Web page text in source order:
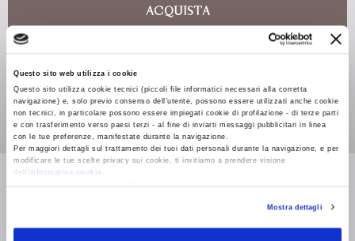
Questo sito web utilizza i cookie
Questo sito utilizza cookie tecnici (piccoli file informatici necessari alla corretta
navigazione) e, solo previo consenso dell’utente, possono essere utilizzati anche cookie
non tecnici, in particolare possono essere impiegati cookie di profilazione - di terze parti
e con trasferimento verso paesi terzi - al fine di inviarti messaggi pubblicitari in linea
con le tue preferenze, manifestate durante la navigazione.
Per maggiori dettagli sul trattamento dei tuoi dati personali durante la navigazione, e per
modificare le tue scelte privacy sui cookie, ti invitiamo a prendere visione
dell’
informativa cookie
RevocaMostra dettagli
ACQUISTA
San Salvador, 1980. Nicolas, nove anni, partecipa con la
madre ai funerali del vescovo Romero. Improvvisamente
scoppiano dei disordini e un proiettile vagante colpisce la
donna ferendola a morte. Incapace di accettarne la morte,
Nicolas prende a cercare la madre in tutto il Salvador,
portando sempre con sé l'unica cosa che gli rimane di lei: la
scarpa che indossava quel maledetto giorno. Un romanzo